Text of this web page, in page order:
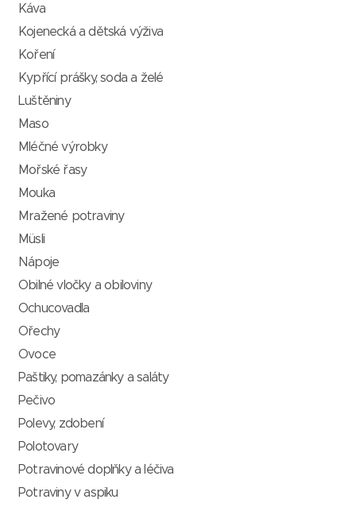
Káva
Kojenecká a dětská výživa
Koření
Kypřící prášky, soda a želé
Luštěniny
Maso
Mléčné výrobky
Mořské řasy
Mouka
Mražené potraviny
Müsli
Nápoje
Obilné vločky a obiloviny
Ochucovadla
Ořechy
Ovoce
Paštiky, pomazánky a saláty
Pečivo
Polevy, zdobení
Polotovary
Potravinové doplňky a léčiva
Potraviny v aspiku